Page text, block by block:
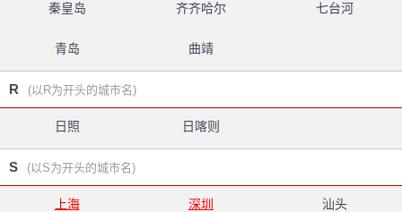
秦皇岛 齐齐哈尔 七台河
青岛 曲靖
R (以R为开头的城市名)
日照 日喀则
S (以S为开头的城市名)
上海 深圳 汕头